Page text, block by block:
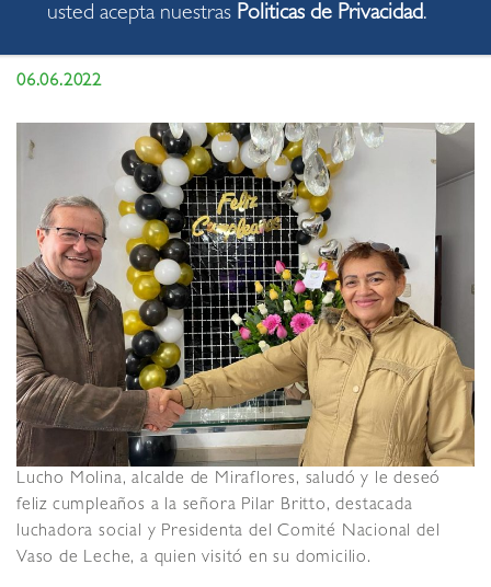
del Vaso de Leche
06.06.2022
Lucho Molina, alcalde de Miraflores, saludó y le deseó
feliz cumpleaños a la señora Pilar Britto, destacada
luchadora social y Presidenta del Comité Nacional del
Vaso de Leche, a quien visitó en su domicilio.
usted acepta nuestras Politicas de Privacidad.